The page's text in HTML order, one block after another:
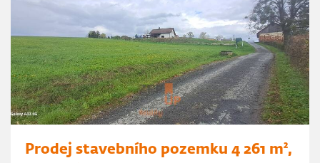
Prodej stavebního pozemku 4 261 m²,